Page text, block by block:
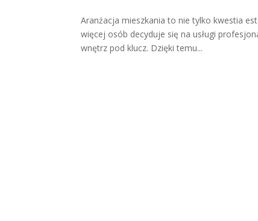
Aranżacja mieszkania to nie tylko kwestia
więcej osób decyduje się na usługi
wnętrz pod klucz. Dzięki temu...